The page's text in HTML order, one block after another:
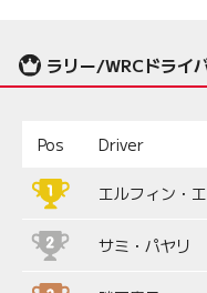
ラリー/WRCドライ
Pos Driver
エルフィン・
サミ・パヤリ